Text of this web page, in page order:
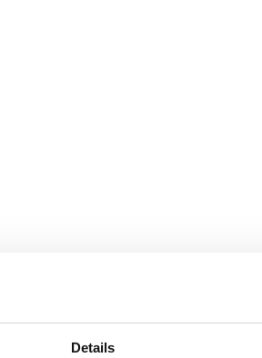
Details